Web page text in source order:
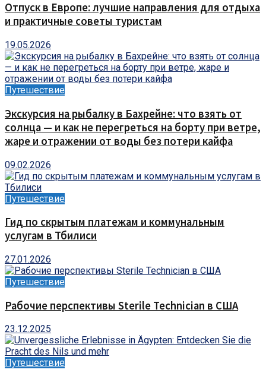
Отпуск в Европе: лучшие направления для отдыха
и практичные советы туристам
19.05.2026
Путешествие
Экскурсия на рыбалку в Бахрейне: что взять от
солнца — и как не перегреться на борту при ветре,
жаре и отражении от воды без потери кайфа
09.02.2026
Путешествие
Гид по скрытым платежам и коммунальным
услугам в Тбилиси
27.01.2026
Путешествие
Рабочие перспективы Sterile Technician в США
23.12.2025
Путешествие